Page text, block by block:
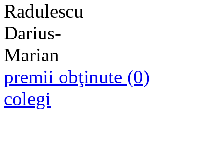
premii obţinute (0)
colegi